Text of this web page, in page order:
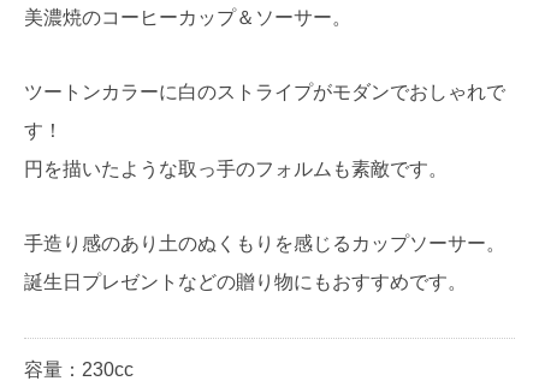
美濃焼のコーヒーカップ＆ソーサー。
ツートンカラーに白のストライプがモダンでおしゃれで
す！
円を描いたような取っ手のフォルムも素敵です。
手造り感のあり土のぬくもりを感じるカップソーサー。
誕生日プレゼントなどの贈り物にもおすすめです。
容量：230cc